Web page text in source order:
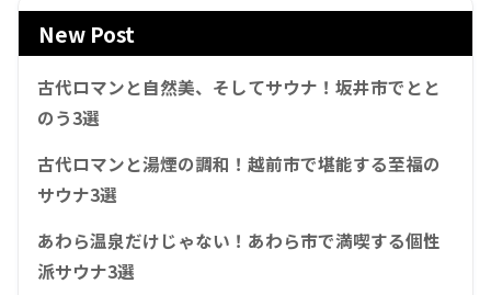
New Post
古代ロマンと自然美、そしてサウナ！坂井市でとと
のう3選
古代ロマンと湯煙の調和！越前市で堪能する至福の
サウナ3選
あわら温泉だけじゃない！あわら市で満喫する個性
派サウナ3選